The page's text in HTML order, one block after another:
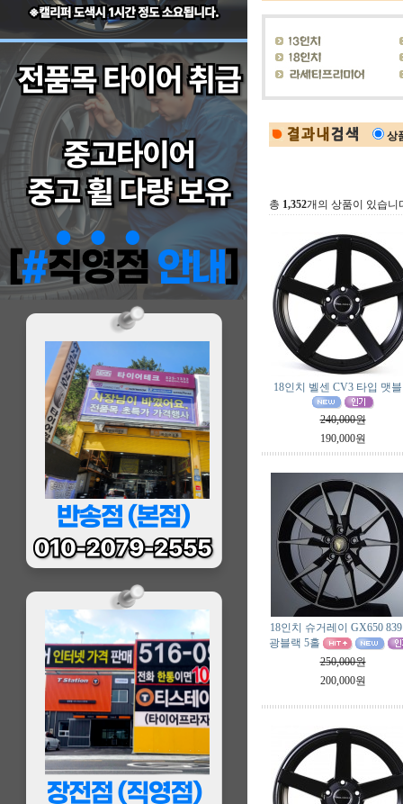
상
총 1,352개의 상품이 있습니
18인치 벨센 CV3 타입 맷
240,000원
190,000원
18인치 슈거레이 GX650
광블랙 5홀
250,000원
200,000원